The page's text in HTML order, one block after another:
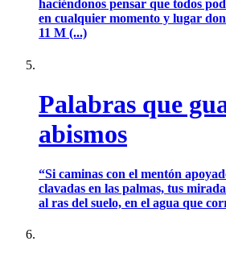
haciéndonos pensar que todos
en cualquier momento y lugar
11 M (...)
Palabras que
abismos
“Si caminas con el mentón
clavadas en las palmas, tus
al ras del suelo, en el agua que